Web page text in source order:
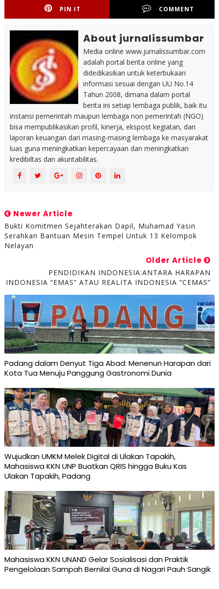
PIN IT COMMENT
About jurnalissumbar
Media online www.jurnalissumbar.com
adalah portal berita online yang
didedikasikan untuk keterbukaan
informasi sesuai dengan UU No.14
Tahun 2008, dimana dalam portal
berita ini setiap lembaga publik, baik itu
instansi pemerintah maupun lembaga non pemerintah (NGO)
bisa mempublikasikan profil, kinerja, ekspost kegiatan, dan
laporan keuangan dari masing-masing lembaga ke masyarakat
luas guna meningkatkan kepercayaan dan meningkatkan
kredibiltas dan akuntabilitas.
Newer Article
Bukti Komitmen Sejahterakan Dapil, Muhamad Yasin
Serahkan Bantuan Mesin Tempel Untuk 13 Kelompok
Nelayan
Older Article
PENDIDIKAN INDONESIA:ANTARA HARAPAN
INDONESIA “EMAS” ATAU REALITA INDONESIA “CEMAS”
Padang dalam Denyut Tiga Abad: Menenun Harapan dari
Kota Tua Menuju Panggung Gastronomi Dunia
Wujudkan UMKM Melek Digital di Ulakan Tapakih,
Mahasiswa KKN UNP Buatkan QRIS hingga Buku Kas
Ulakan Tapakih, Padang
Mahasiswa KKN UNAND Gelar Sosialisasi dan Praktik
Pengelolaan Sampah Bernilai Guna di Nagari Pauh Sangik